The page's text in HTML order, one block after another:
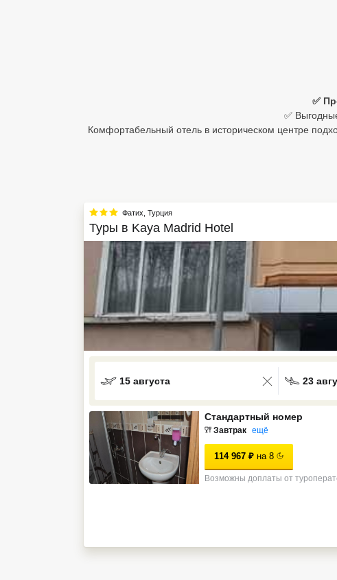
✅
✅
Комфортабельный отель в историческом центре
Фатих Турция
Туры в Kaya Madrid Hotel
15 августа 23
Стандартный номер
Завтрак ещё
114 967 ₽ на 8
Возможны доплаты от
Северный Гоа
Большой Сочи
VIP отели 5 звезд
ТОП 10 лучших отелей 5*